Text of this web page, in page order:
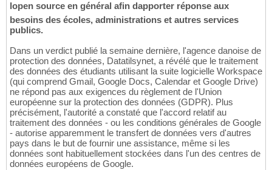
lopen source en général afin dapporter réponse aux
besoins des écoles, administrations et autres services
publics.
Dans un verdict publié la semaine dernière, l'agence danoise de
protection des données, Datatilsynet, a révélé que le traitement
des données des étudiants utilisant la suite logicielle Workspace
(qui comprend Gmail, Google Docs, Calendar et Google Drive)
ne répond pas aux exigences du règlement de l'Union
européenne sur la protection des données (GDPR). Plus
précisément, l'autorité a constaté que l'accord relatif au
traitement des données - ou les conditions générales de Google
- autorise apparemment le transfert de données vers d'autres
pays dans le but de fournir une assistance, même si les
données sont habituellement stockées dans l'un des centres de
données européens de Google.